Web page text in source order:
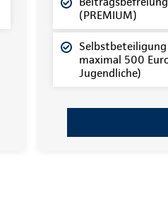
(PREMIUM)
maximal 500
Jugendliche)